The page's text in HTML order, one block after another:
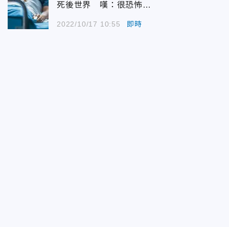
死後世界 嘆：很恐怖…
2022/10/17 10:55 即時